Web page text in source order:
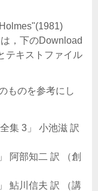
，下のDownload
テキストファイル
ものを参考にし
集 3」 小池滋 訳
阿部知二 訳 （創
鮎川信夫 訳 （講